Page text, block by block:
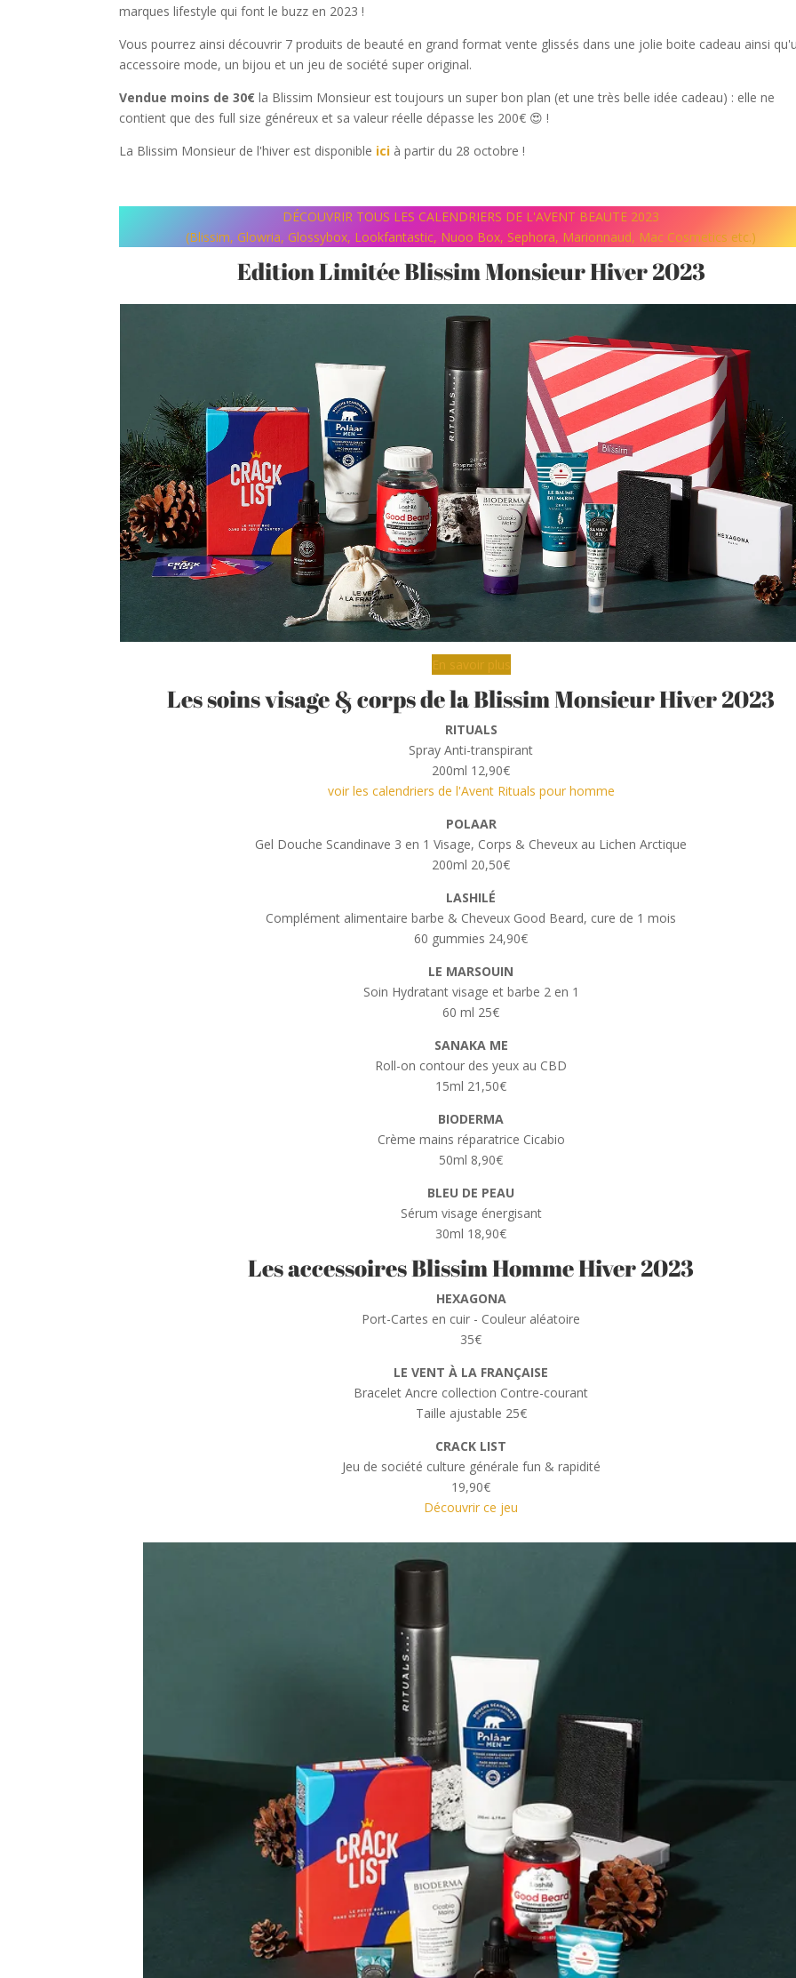
marques lifestyle qui font le buzz en 2023 !
Vous pourrez ainsi découvrir 7 produits de beauté en grand format vente glissés dans une jolie boite cadeau ainsi
accessoire mode, un bijou et un jeu de société super original.
Vendue moins de 30€ la Blissim Monsieur est toujours un super bon plan (et une très belle idée cadeau) : elle ne
contient que des full size généreux et sa valeur réelle dépasse les 200€ 😍 !
La Blissim Monsieur de l'hiver est disponible ici à partir du 28 octobre !
DÉCOUVRIR TOUS LES CALENDRIERS DE L'AVENT BEAUTE 2023
(Blissim, Glowria, Glossybox, Lookfantastic, Nuoo Box, Sephora, Marionnaud, Mac Cosmetics etc.)
Edition Limitée Blissim Monsieur Hiver 2023
En savoir plus
Les soins visage & corps de la Blissim Monsieur Hiver 2023
RITUALS
Spray Anti-transpirant
200ml 12,90€
voir les calendriers de l'Avent Rituals pour homme
POLAAR
Gel Douche Scandinave 3 en 1 Visage, Corps & Cheveux au Lichen Arctique
200ml 20,50€
LASHILÉ
Complément alimentaire barbe & Cheveux Good Beard, cure de 1 mois
60 gummies 24,90€
LE MARSOUIN
Soin Hydratant visage et barbe 2 en 1
60 ml 25€
SANAKA ME
Roll-on contour des yeux au CBD
15ml 21,50€
BIODERMA
Crème mains réparatrice Cicabio
50ml 8,90€
BLEU DE PEAU
Sérum visage énergisant
30ml 18,90€
Les accessoires Blissim Homme Hiver 2023
HEXAGONA
Port-Cartes en cuir - Couleur aléatoire
35€
LE VENT À LA FRANÇAISE
Bracelet Ancre collection Contre-courant
Taille ajustable 25€
CRACK LIST
Jeu de société culture générale fun & rapidité
19,90€
Découvrir ce jeu